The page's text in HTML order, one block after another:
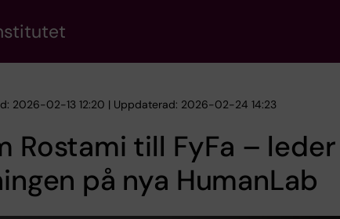
2026-02-13 12:20 | Uppdaterad: 2026-02-24 14:23
Rostami till FyFa – leder
på nya HumanLab